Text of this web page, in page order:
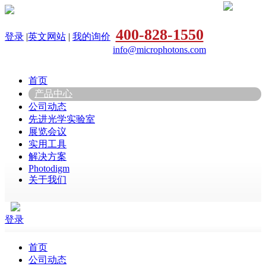
登录 |英文网站 | 我的询价 400-828-1550
info@microphotons.com
首页
产品中心
公司动态
先进光学实验室
展览会议
实用工具
解决方案
Photodigm
关于我们
登录
首页
公司动态